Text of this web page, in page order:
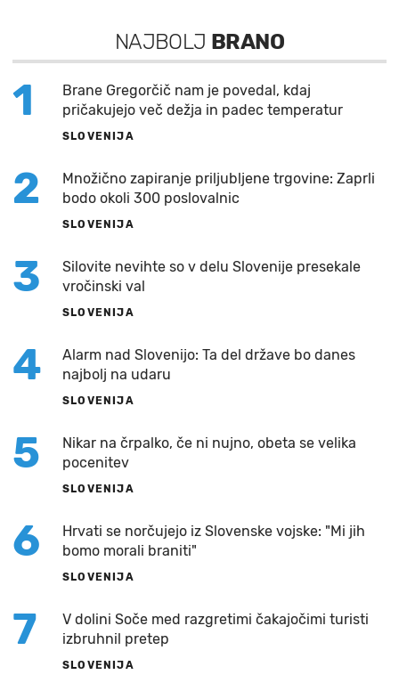
NAJBOLJ BRANO
1
Brane Gregorčič nam je povedal, kdaj
pričakujejo več dežja in padec temperatur
SLOVENIJA
2
Množično zapiranje priljubljene trgovine: Zaprli
bodo okoli 300 poslovalnic
SLOVENIJA
3
Silovite nevihte so v delu Slovenije presekale
vročinski val
SLOVENIJA
4
Alarm nad Slovenijo: Ta del države bo danes
najbolj na udaru
SLOVENIJA
5
Nikar na črpalko, če ni nujno, obeta se velika
pocenitev
SLOVENIJA
6
Hrvati se norčujejo iz Slovenske vojske: "Mi jih
bomo morali braniti"
SLOVENIJA
7
V dolini Soče med razgretimi čakajočimi turisti
izbruhnil pretep
SLOVENIJA